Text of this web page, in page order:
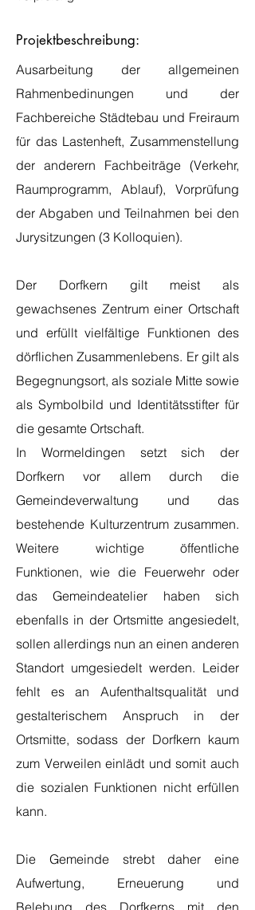
Projektbeschreibung:
Ausarbeitung der allgemeinen
Rahmenbedinungen und der
Fachbereiche Städtebau und Freiraum
für das Lastenheft, Zusammenstellung
der anderern Fachbeiträge (Verkehr,
Raumprogramm, Ablauf), Vorprüfung
der Abgaben und Teilnahmen bei den
Jurysitzungen (3 Kolloquien).
Der Dorfkern gilt meist als
gewachsenes Zentrum einer Ortschaft
und erfüllt vielfältige Funktionen des
dörflichen Zusammenlebens. Er gilt als
Begegnungsort, als soziale Mitte sowie
als Symbolbild und Identitätsstifter für
die gesamte Ortschaft.
In Wormeldingen setzt sich der
Dorfkern vor allem durch die
Gemeindeverwaltung und das
bestehende Kulturzentrum zusammen.
Weitere wichtige öffentliche
Funktionen, wie die Feuerwehr oder
das Gemeindeatelier haben sich
ebenfalls in der Ortsmitte angesiedelt,
sollen allerdings nun an einen anderen
Standort umgesiedelt werden. Leider
fehlt es an Aufenthaltsqualität und
gestalterischem Anspruch in der
Ortsmitte, sodass der Dorfkern kaum
zum Verweilen einlädt und somit auch
die sozialen Funktionen nicht erfüllen
kann.
Die Gemeinde strebt daher eine
Aufwertung, Erneuerung und
Belebung des Dorfkerns mit den